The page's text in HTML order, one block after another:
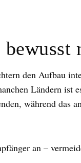
den Aufbau
Ländern ist
während das
an –